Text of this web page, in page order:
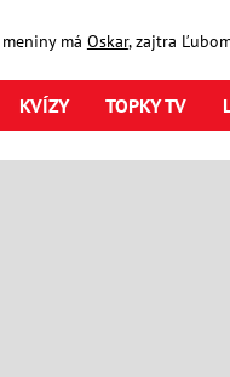
meniny má Oskar, zajtra
KVÍZY TOPKY TV